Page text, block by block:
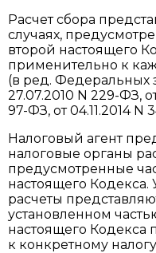
Расчет сбора
случаях,
второй настоящего
применительно к
(в ред. Федеральных
27.07.2010 N 229-ФЗ,
97-ФЗ, от 04.11.2014 N
Налоговый агент
налоговые органы
предусмотренные
настоящего Кодекса.
расчеты
установленном
настоящего Кодекса
к конкретному